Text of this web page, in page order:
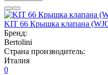
KIT 66 Крышка клапана
Бренд:
Bertolini
Страна производитель:
Италия
0